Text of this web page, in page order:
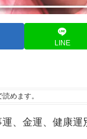
LINE
読めます。
、金運、健康運